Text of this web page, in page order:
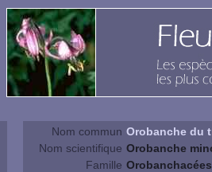
Nom commun Orobanche du
Nom scientifique Orobanche
Famille Orobanchacées